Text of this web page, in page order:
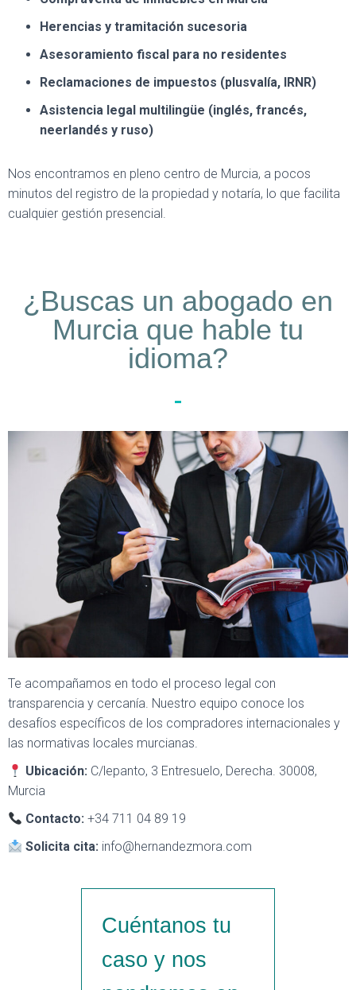
Herencias y tramitación sucesoria
Asesoramiento fiscal para no residentes
Reclamaciones de impuestos (plusvalía, IRNR)
Asistencia legal multilingüe (inglés, francés,
neerlandés y ruso)
Nos encontramos en pleno centro de Murcia, a pocos
minutos del registro de la propiedad y notaría, lo que facilita
cualquier gestión presencial.
¿Buscas un abogado en
Murcia que hable tu
idioma?
Te acompañamos en todo el proceso legal con
transparencia y cercanía. Nuestro equipo conoce los
desafíos específicos de los compradores internacionales y
las normativas locales murcianas.
Ubicación: C/lepanto, 3 Entresuelo, Derecha. 30008,
Murcia
Contacto: +34 711 04 89 19
Solicita cita: info@hernandezmora.com
Cuéntanos tu
caso y nos